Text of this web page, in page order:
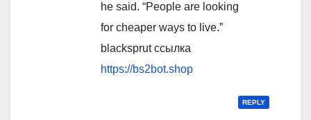
he said. “People are looking
for cheaper ways to live.”
blacksprut ссылка
https://bs2bot.shop
REPLY